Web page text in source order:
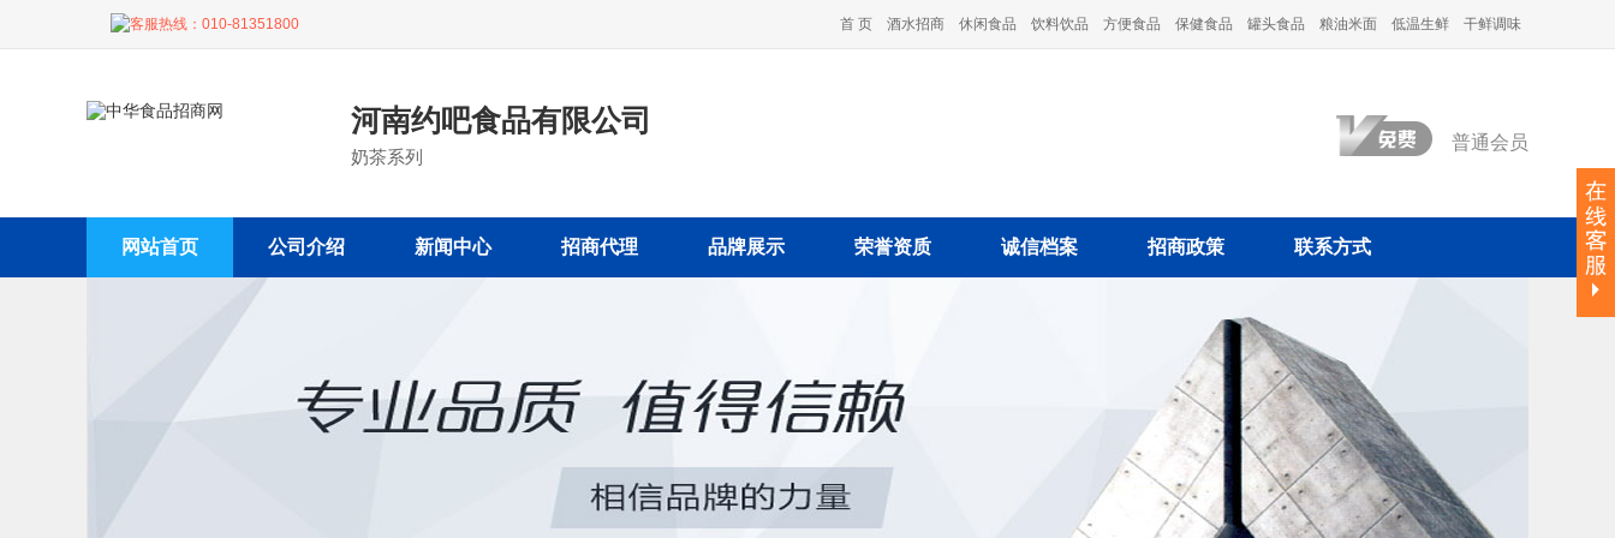
客服热线： 010-81351800 首 页 酒水招商 休闲食品 饮料饮品 方便食品 保健食品 罐头食品 粮油米面 低温生鲜 干鲜调味
河南约吧食品有限公司
奶茶系列
普通会员
网站首页 公司介绍 新闻中心 招商代理 品牌展示 荣誉资质 诚信档案 招商政策 联系方式